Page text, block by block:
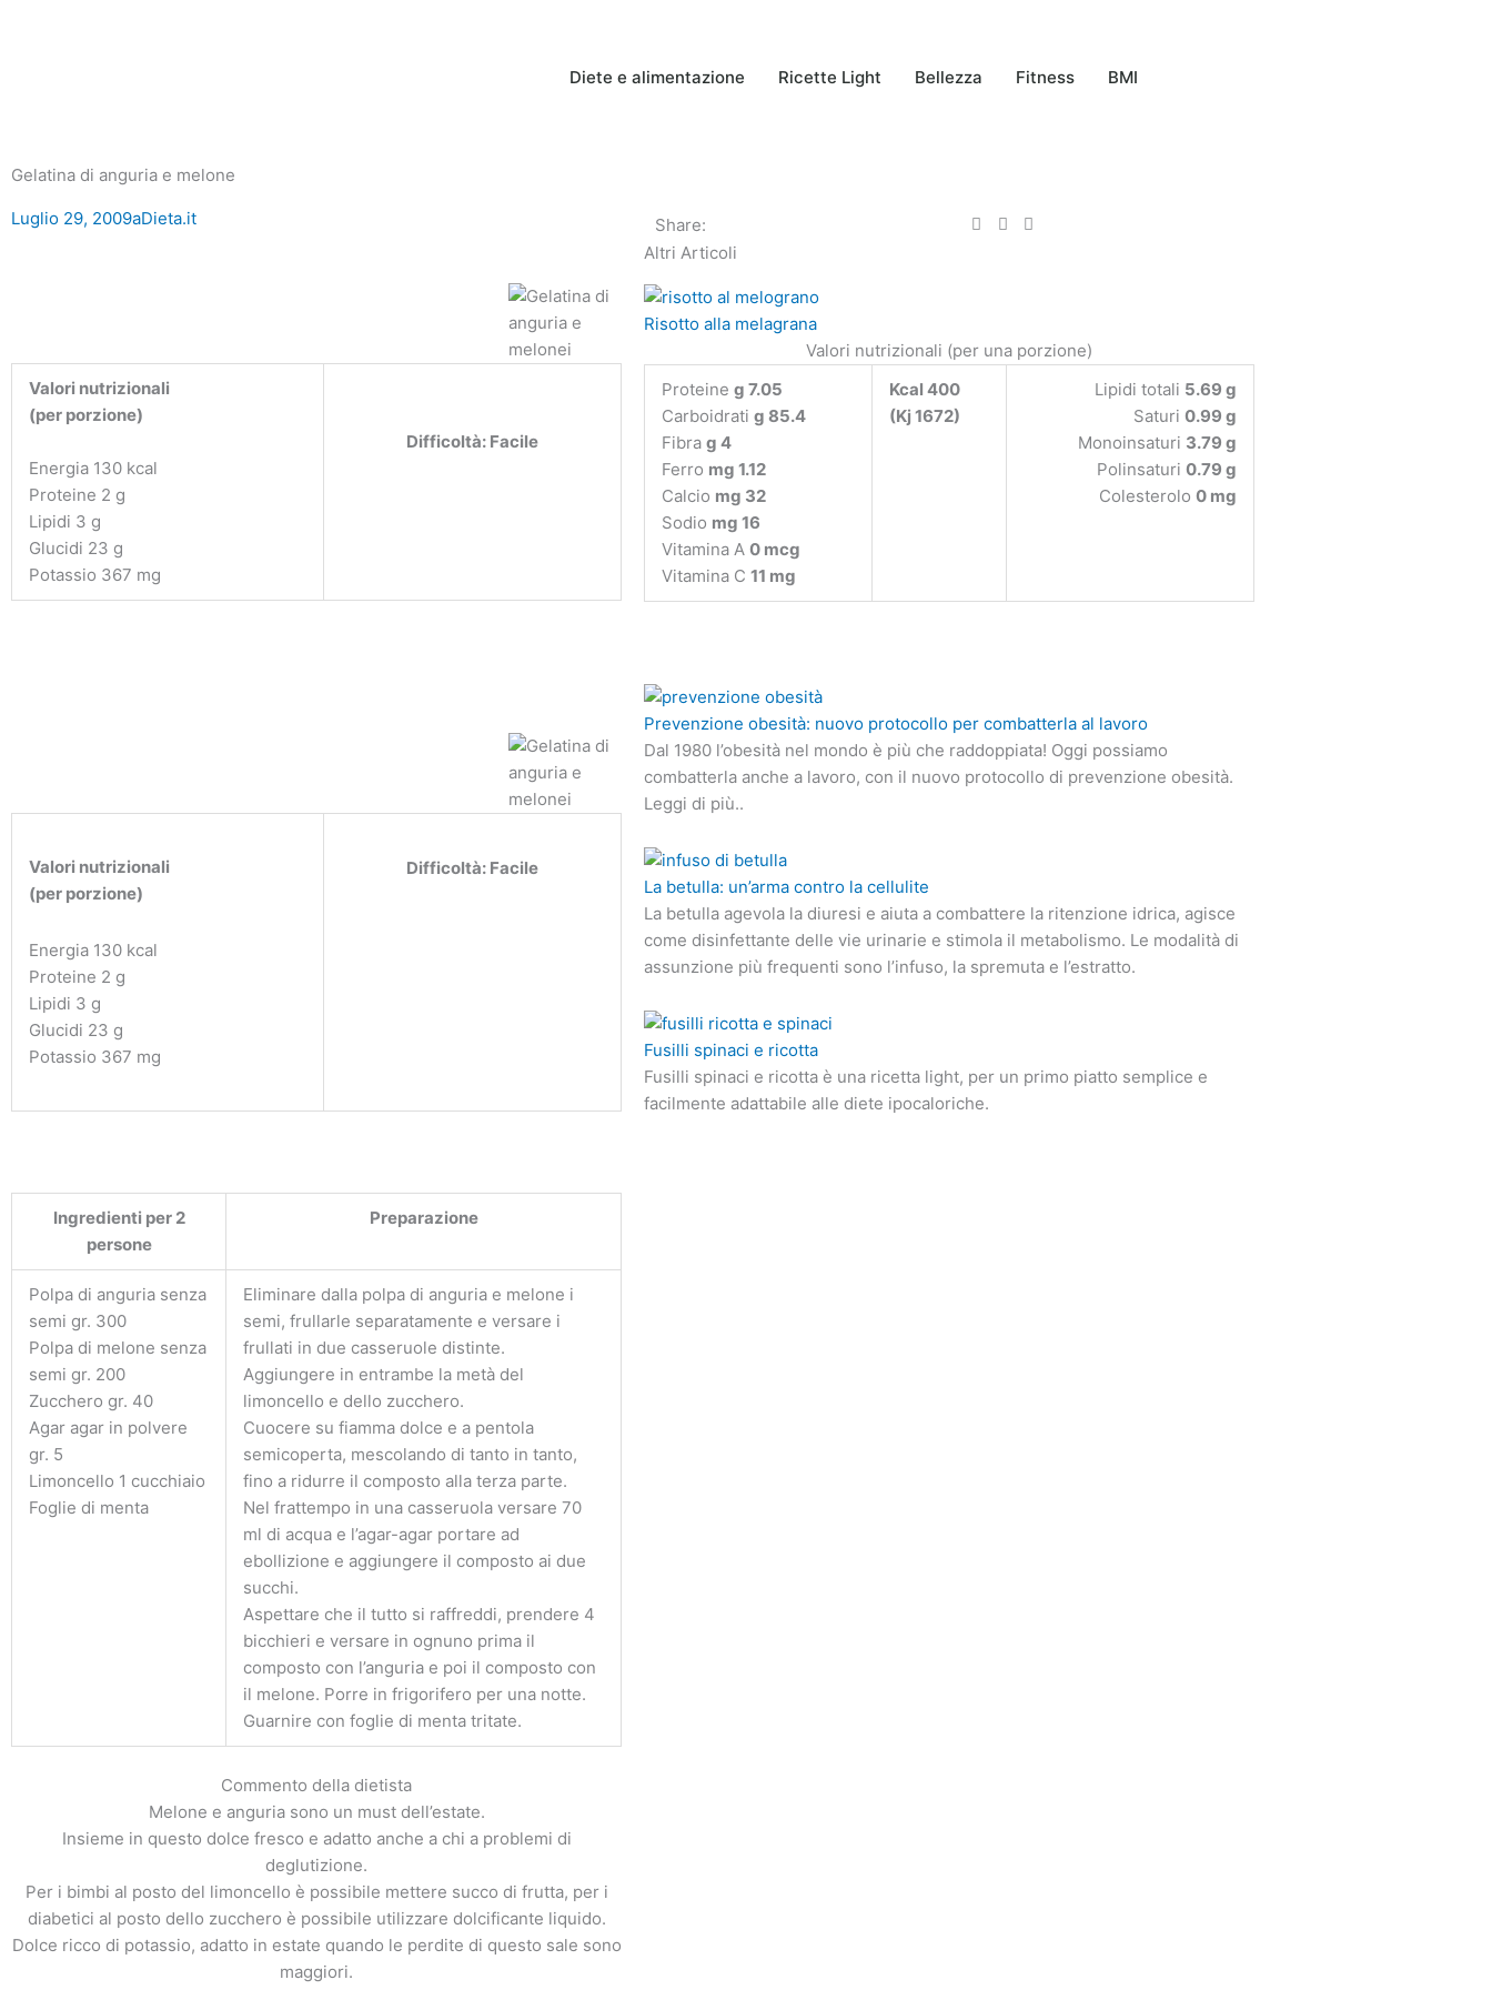
Diete e alimentazione Ricette Light Bellezza Fitness BMI
Gelatina di anguria e melone
Luglio 29, 2009aDieta.it
Valori nutrizionali
(per porzione)
Energia 130 kcal
Proteine 2 g
Lipidi 3 g
Glucidi 23 g
Potassio 367 mg
Difficoltà: Facile
Valori nutrizionali
(per porzione)
Energia 130 kcal
Proteine 2 g
Lipidi 3 g
Glucidi 23 g
Potassio 367 mg
Difficoltà: Facile
Ingredienti per 2
persone
Preparazione
Polpa di anguria senza
semi gr. 300
Polpa di melone senza
semi gr. 200
Zucchero gr. 40
Agar agar in polvere
gr. 5
Limoncello 1 cucchiaio
Foglie di menta
Eliminare dalla polpa di anguria e melone i
semi, frullarle separatamente e versare i
frullati in due casseruole distinte.
Aggiungere in entrambe la metà del
limoncello e dello zucchero.
Cuocere su fiamma dolce e a pentola
semicoperta, mescolando di tanto in tanto,
fino a ridurre il composto alla terza parte.
Nel frattempo in una casseruola versare 70
ml di acqua e l’agar-agar portare ad
ebollizione e aggiungere il composto ai due
succhi.
Aspettare che il tutto si raffreddi, prendere 4
bicchieri e versare in ognuno prima il
composto con l’anguria e poi il composto con
il melone. Porre in frigorifero per una notte.
Guarnire con foglie di menta tritate.
Commento della dietista
Melone e anguria sono un must dell’estate.
Insieme in questo dolce fresco e adatto anche a chi a problemi di
deglutizione.
Per i bimbi al posto del limoncello è possibile mettere succo di frutta, per i
diabetici al posto dello zucchero è possibile utilizzare dolcificante liquido.
Dolce ricco di potassio, adatto in estate quando le perdite di questo sale sono
maggiori.
Share:
Altri Articoli
Risotto alla melagrana
Valori nutrizionali (per una porzione)
Proteine g 7.05
Carboidrati g 85.4
Fibra g 4
Ferro mg 1.12
Calcio mg 32
Sodio mg 16
Vitamina A 0 mcg
Vitamina C 11 mg
Kcal 400
(Kj 1672)
Lipidi totali 5.69 g
Saturi 0.99 g
Monoinsaturi 3.79 g
Polinsaturi 0.79 g
Colesterolo 0 mg
Prevenzione obesità: nuovo protocollo per combatterla al lavoro
Dal 1980 l’obesità nel mondo è più che raddoppiata! Oggi possiamo
combatterla anche a lavoro, con il nuovo protocollo di prevenzione obesità.
Leggi di più..
La betulla: un’arma contro la cellulite
La betulla agevola la diuresi e aiuta a combattere la ritenzione idrica, agisce
come disinfettante delle vie urinarie e stimola il metabolismo. Le modalità di
assunzione più frequenti sono l’infuso, la spremuta e l’estratto.
Fusilli spinaci e ricotta
Fusilli spinaci e ricotta è una ricetta light, per un primo piatto semplice e
facilmente adattabile alle diete ipocaloriche.